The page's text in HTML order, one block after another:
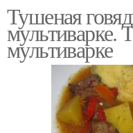
Тушеная
мультиварке.
мультиварке